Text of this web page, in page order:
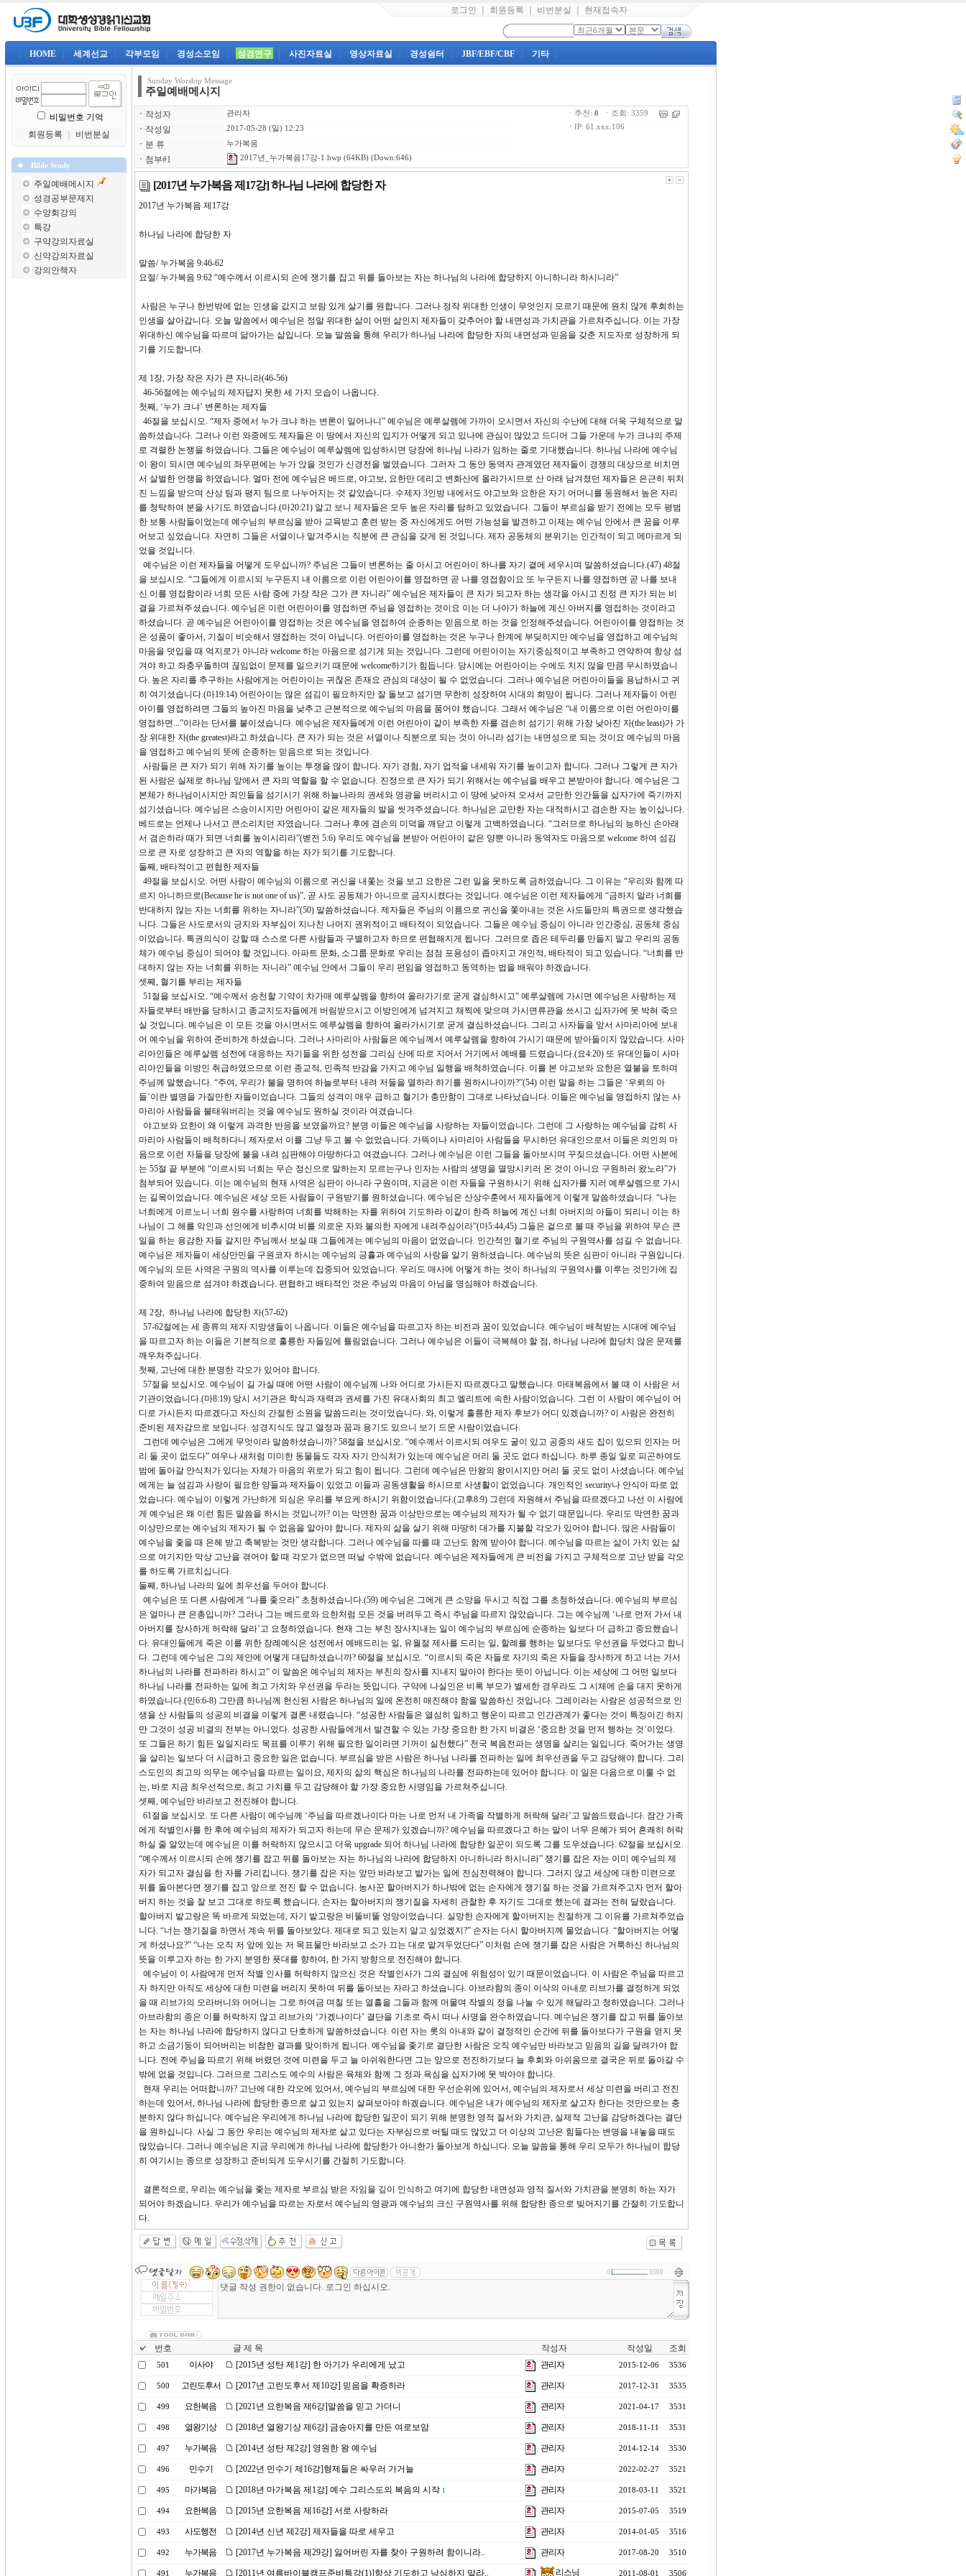
로그인 회원등록 비번분실 현재접속자
HOME 세계선교 각부모임 경성소모임 성경연구 사진자료실 영상자료실 경성쉼터 JBF/EBF/CBF 기타
비밀번호 기억
회원등록
비번분실
Bible Study
주일예배메시지
성경공부문제지
수양회강의
특강
구약강의자료실
신약강의자료실
강의안책자
Sunday Worship Message
주일예배메시지
ㆍ 작성자 관리자
ㆍ 작성일 2017-05-28 (일) 12:23
ㆍ 분 류 누가복음
ㆍ 첨부#1 2017년_누가복음17강-1.hwp (64KB) (Down:646)
ㆍ추천: 0 ㆍ조회: 3359
ㆍ IP: 61.xxx.106
[2017년 누가복음 제17강] 하나님 나라에 합당한 자
2017년 누가복음 제17강
하나님 나라에 합당한 자
말씀/ 누가복음 9:46-62
요절/ 누가복음 9:62 “예수께서 이르시되 손에 쟁기를 잡고 뒤를 돌아보는 자는 하나님의 나라에 합당하지 아니하니라 하시니라”
사람은 누구나 한번밖에 없는 인생을 값지고 보람 있게 살기를 원합니다. 그러나 정작 위대한 인생이 무엇인지 모르기 때문에 원치 않게 후회하는
인생을 살아갑니다. 오늘 말씀에서 예수님은 정말 위대한 삶이 어떤 삶인지 제자들이 갖추어야 할 내면성과 가치관을 가르쳐주십니다. 이는 가장
위대하신 예수님을 따르며 닮아가는 삶입니다. 오늘 말씀을 통해 우리가 하나님 나라에 합당한 자의 내면성과 믿음을 갖춘 지도자로 성장하게 되
기를 기도합니다.
제 1장, 가장 작은 자가 큰 자니라(46-56)
46-56절에는 예수님의 제자답지 못한 세 가지 모습이 나옵니다.
첫째, ‘누가 크냐’ 변론하는 제자들
46절을 보십시오. “제자 중에서 누가 크냐 하는 변론이 일어나니” 예수님은 예루살렘에 가까이 오시면서 자신의 수난에 대해 더욱 구체적으로 말
씀하셨습니다. 그러나 이런 와중에도 제자들은 이 땅에서 자신의 입지가 어떻게 되고 있나에 관심이 많았고 드디어 그들 가운데 누가 크냐의 주제
로 격렬한 논쟁을 하였습니다. 그들은 예수님이 예루살렘에 입성하시면 당장에 하나님 나라가 임하는 줄로 기대했습니다. 하나님 나라에 예수님
이 왕이 되시면 예수님의 좌우편에는 누가 앉을 것인가 신경전을 벌였습니다. 그러자 그 동안 동역자 관계였던 제자들이 경쟁의 대상으로 비치면
서 살벌한 언쟁을 하였습니다. 얼마 전에 예수님은 베드로, 야고보, 요한만 데리고 변화산에 올라가시므로 산 아래 남겨졌던 제자들은 은근히 뒤처
진 느낌을 받으며 산상 팀과 평지 팀으로 나누어지는 것 같았습니다. 수제자 3인방 내에서도 야고보와 요한은 자기 어머니를 동원해서 높은 자리
를 청탁하여 분을 사기도 하였습니다.(마20:21) 알고 보니 제자들은 모두 높은 자리를 탐하고 있었습니다. 그들이 부르심을 받기 전에는 모두 평범
한 보통 사람들이었는데 예수님의 부르심을 받아 교육받고 훈련 받는 중 자신에게도 어떤 가능성을 발견하고 이제는 예수님 안에서 큰 꿈을 이루
어보고 싶었습니다. 자연히 그들은 서열이나 맡겨주시는 직분에 큰 관심을 갖게 된 것입니다. 제자 공동체의 분위기는 인간적이 되고 메마르게 되
었을 것입니다.
예수님은 이런 제자들을 어떻게 도우십니까? 주님은 그들이 변론하는 줄 아시고 어린아이 하나를 자기 곁에 세우시며 말씀하셨습니다.(47) 48절
을 보십시오. “그들에게 이르시되 누구든지 내 이름으로 이런 어린아이를 영접하면 곧 나를 영접함이요 또 누구든지 나를 영접하면 곧 나를 보내
신 이를 영접함이라 너희 모든 사람 중에 가장 작은 그가 큰 자니라” 예수님은 제자들이 큰 자가 되고자 하는 생각을 아시고 진정 큰 자가 되는 비
결을 가르쳐주셨습니다. 예수님은 이런 어린아이를 영접하면 주님을 영접하는 것이요 이는 더 나아가 하늘에 계신 아버지를 영접하는 것이라고
하셨습니다. 곧 예수님은 어린아이를 영접하는 것은 예수님을 영접하여 순종하는 믿음으로 하는 것을 인정해주셨습니다. 어린아이를 영접하는 것
은 성품이 좋아서, 기질이 비슷해서 영접하는 것이 아닙니다. 어린아이를 영접하는 것은 누구나 한계에 부딪히지만 예수님을 영접하고 예수님의
마음을 덧입을 때 억지로가 아니라 welcome 하는 마음으로 섬기게 되는 것입니다. 그런데 어린아이는 자기중심적이고 부족하고 연약하여 항상 섬
겨야 하고 좌충우돌하며 끊임없이 문제를 일으키기 때문에 welcome하기가 힘듭니다. 당시에는 어린아이는 수에도 치지 않을 만큼 무시하였습니
다. 높은 자리를 추구하는 사람에게는 어린아이는 귀찮은 존재요 관심의 대상이 될 수 없었습니다. 그러나 예수님은 어린아이들을 용납하시고 귀
히 여기셨습니다.(마19:14) 어린아이는 많은 섬김이 필요하지만 잘 돌보고 섬기면 무한히 성장하여 시대의 희망이 됩니다. 그러나 제자들이 어린
아이를 영접하려면 그들의 높아진 마음을 낮추고 근본적으로 예수님의 마음을 품어야 했습니다. 그래서 예수님은 “내 이름으로 이런 어린아이를
영접하면...”이라는 단서를 붙이셨습니다. 예수님은 제자들에게 이런 어린아이 같이 부족한 자를 겸손히 섬기기 위해 가장 낮아진 자(the least)가 가
장 위대한 자(the greatest)라고 하셨습니다. 큰 자가 되는 것은 서열이나 직분으로 되는 것이 아니라 섬기는 내면성으로 되는 것이요 예수님의 마음
을 영접하고 예수님의 뜻에 순종하는 믿음으로 되는 것입니다.
사람들은 큰 자가 되기 위해 자기를 높이는 투쟁을 많이 합니다. 자기 경험, 자기 업적을 내세워 자기를 높이고자 합니다. 그러나 그렇게 큰 자가
된 사람은 실제로 하나님 앞에서 큰 자의 역할을 할 수 없습니다. 진정으로 큰 자가 되기 위해서는 예수님을 배우고 본받아야 합니다. 예수님은 그
본체가 하나님이시지만 죄인들을 섬기시기 위해 하늘나라의 권세와 영광을 버리시고 이 땅에 낮아져 오셔서 교만한 인간들을 십자가에 죽기까지
섬기셨습니다. 예수님은 스승이시지만 어린아이 같은 제자들의 발을 씻겨주셨습니다. 하나님은 교만한 자는 대적하시고 겸손한 자는 높이십니다.
베드로는 언제나 나서고 큰소리치던 자였습니다. 그러나 후에 겸손의 미덕을 깨닫고 이렇게 고백하였습니다. “그러므로 하나님의 능하신 손아래
서 겸손하라 때가 되면 너희를 높이시리라”(벧전 5:6) 우리도 예수님을 본받아 어린아이 같은 양뿐 아니라 동역자도 마음으로 welcome 하여 섬김
으로 큰 자로 성장하고 큰 자의 역할을 하는 자가 되기를 기도합니다.
둘째, 배타적이고 편협한 제자들
49절을 보십시오. 어떤 사람이 예수님의 이름으로 귀신을 내쫓는 것을 보고 요한은 그런 일을 못하도록 금하였습니다. 그 이유는 “우리와 함께 따
르지 아니하므로(Because he is not one of us)”, 곧 사도 공동체가 아니므로 금지시켰다는 것입니다. 예수님은 이런 제자들에게 “금하지 말라 너희를
반대하지 않는 자는 너희를 위하는 자니라”(50) 말씀하셨습니다. 제자들은 주님의 이름으로 귀신을 쫓아내는 것은 사도들만의 특권으로 생각했습
니다. 그들은 사도로서의 긍지와 자부심이 지나친 나머지 권위적이고 배타적이 되었습니다. 그들은 예수님 중심이 아니라 인간중심, 공동체 중심
이었습니다. 특권의식이 강할 때 스스로 다른 사람들과 구별하고자 하므로 편협해지게 됩니다. 그러므로 좁은 테두리를 만들지 말고 우리의 공동
체가 예수님 중심이 되어야 할 것입니다. 아파트 문화, 소그룹 문화로 우리는 점점 포용성이 좁아지고 개인적, 배타적이 되고 있습니다. “너희를 반
대하지 않는 자는 너희를 위하는 자니라” 예수님 안에서 그들이 우리 편임을 영접하고 동역하는 법을 배워야 하겠습니다.
셋째, 혈기를 부리는 제자들
51절을 보십시오. “예수께서 승천할 기약이 차가매 예루살렘을 향하여 올라가기로 굳게 결심하시고” 예루살렘에 가시면 예수님은 사랑하는 제
자들로부터 배반을 당하시고 종교지도자들에게 버림받으시고 이방인에게 넘겨지고 채찍에 맞으며 가시면류관을 쓰시고 십자가에 못 박혀 죽으
실 것입니다. 예수님은 이 모든 것을 아시면서도 예루살렘을 향하여 올라가시기로 굳게 결심하셨습니다. 그리고 사자들을 앞서 사마리아에 보내
어 예수님을 위하여 준비하게 하셨습니다. 그러나 사마리아 사람들은 예수님께서 예루살렘을 향하여 가시기 때문에 받아들이지 않았습니다. 사마
리아인들은 예루살렘 성전에 대응하는 자기들을 위한 성전을 그리심 산에 따로 지어서 거기에서 예배를 드렸습니다.(요4:20) 또 유대인들이 사마
리아인들을 이방인 취급하였으므로 이런 종교적, 민족적 반감을 가지고 예수님 일행을 배척하였습니다. 이를 본 야고보와 요한은 열불을 토하며
주님께 말했습니다. “주여, 우리가 불을 명하여 하늘로부터 내려 저들을 멸하라 하기를 원하시나이까?”(54) 이런 말을 하는 그들은 ‘우뢰의 아
들’이란 별명을 가질만한 자들이었습니다. 그들의 성격이 매우 급하고 혈기가 충만함이 그대로 나타났습니다. 이들은 예수님을 영접하지 않는 사
마리아 사람들을 불태워버리는 것을 예수님도 원하실 것이라 여겼습니다.
야고보와 요한이 왜 이렇게 과격한 반응을 보였을까요? 분명 이들은 예수님을 사랑하는 자들이었습니다. 그런데 그 사랑하는 예수님을 감히 사
마리아 사람들이 배척하다니 제자로서 이를 그냥 두고 볼 수 없었습니다. 가뜩이나 사마리아 사람들을 무시하던 유대인으로서 이들은 의인의 마
음으로 이런 자들을 당장에 불을 내려 심판해야 마땅하다고 여겼습니다. 그러나 예수님은 이런 그들을 돌아보시며 꾸짖으셨습니다. 어떤 사본에
는 55절 끝 부분에 “이르시되 너희는 무슨 정신으로 말하는지 모르는구나 인자는 사람의 생명을 멸망시키러 온 것이 아니요 구원하러 왔노라”가
첨부되어 있습니다. 이는 예수님의 현재 사역은 심판이 아니라 구원이며, 지금은 이런 자들을 구원하시기 위해 십자가를 지러 예루살렘으로 가시
는 길목이었습니다. 예수님은 세상 모든 사람들이 구원받기를 원하셨습니다. 예수님은 산상수훈에서 제자들에게 이렇게 말씀하셨습니다. “나는
너희에게 이르노니 너희 원수를 사랑하며 너희를 박해하는 자를 위하여 기도하라 이같이 한즉 하늘에 계신 너희 아버지의 아들이 되리니 이는 하
나님이 그 해를 악인과 선인에게 비추시며 비를 의로운 자와 불의한 자에게 내려주심이라”(마5:44,45) 그들은 겉으로 볼 때 주님을 위하여 무슨 큰
일을 하는 용감한 자들 같지만 주님께서 보실 때 그들에게는 예수님의 마음이 없었습니다. 인간적인 혈기로 주님의 구원역사를 섬길 수 없습니다.
예수님은 제자들이 세상만민을 구원코자 하시는 예수님의 긍휼과 예수님의 사랑을 알기 원하셨습니다. 예수님의 뜻은 심판이 아니라 구원입니다.
예수님의 모든 사역은 구원의 역사를 이루는데 집중되어 있었습니다. 우리도 매사에 어떻게 하는 것이 하나님의 구원역사를 이루는 것인가에 집
중하여 믿음으로 섬겨야 하겠습니다. 편협하고 배타적인 것은 주님의 마음이 아님을 명심해야 하겠습니다.
제 2장, 하나님 나라에 합당한 자(57-62)
57-62절에는 세 종류의 제자 지망생들이 나옵니다. 이들은 예수님을 따르고자 하는 비전과 꿈이 있었습니다. 예수님이 배척받는 시대에 예수님
을 따르고자 하는 이들은 기본적으로 훌륭한 자들임에 틀림없습니다. 그러나 예수님은 이들이 극복해야 할 점, 하나님 나라에 합당치 않은 문제를
깨우쳐주십니다.
첫째, 고난에 대한 분명한 각오가 있어야 합니다.
57절을 보십시오. 예수님이 길 가실 때에 어떤 사람이 예수님께 나와 어디로 가시든지 따르겠다고 말했습니다. 마태복음에서 볼 때 이 사람은 서
기관이었습니다.(마8:19) 당시 서기관은 학식과 재력과 권세를 가진 유대사회의 최고 엘리트에 속한 사람이었습니다. 그런 이 사람이 예수님이 어
디로 가시든지 따르겠다고 자신의 간절한 소원을 말씀드리는 것이었습니다. 와, 이렇게 훌륭한 제자 후보가 어디 있겠습니까? 이 사람은 완전히
준비된 제자감으로 보입니다. 성경지식도 많고 열정과 꿈과 용기도 있으니 보기 드문 사람이었습니다.
그런데 예수님은 그에게 무엇이라 말씀하셨습니까? 58절을 보십시오. “예수께서 이르시되 여우도 굴이 있고 공중의 새도 집이 있으되 인자는 머
리 둘 곳이 없도다” 여우나 새처럼 미미한 동물들도 각자 자기 안식처가 있는데 예수님은 머리 둘 곳도 없다 하십니다. 하루 종일 일로 피곤하여도
밤에 돌아갈 안식처가 있다는 자체가 마음의 위로가 되고 힘이 됩니다. 그런데 예수님은 만왕의 왕이시지만 머리 둘 곳도 없이 사셨습니다. 예수님
에게는 늘 섬김과 사랑이 필요한 양들과 제자들이 있었고 이들과 공동생활을 하시므로 사생활이 없었습니다. 개인적인 security나 안식이 따로 없
었습니다. 예수님이 이렇게 가난하게 되심은 우리를 부요케 하시기 위함이었습니다.(고후8:9) 그런데 자원해서 주님을 따르겠다고 나선 이 사람에
게 예수님은 왜 이런 힘든 말씀을 하시는 것입니까? 이는 막연한 꿈과 이상만으로는 예수님의 제자가 될 수 없기 때문입니다. 우리도 막연한 꿈과
이상만으로는 예수님의 제자가 될 수 없음을 알아야 합니다. 제자의 삶을 살기 위해 마땅히 대가를 지불할 각오가 있어야 합니다. 많은 사람들이
예수님을 좇을 때 은혜 받고 축복받는 것만 생각합니다. 그러나 예수님을 따를 때 고난도 함께 받아야 합니다. 예수님을 따르는 삶이 가치 있는 삶
으로 여기지만 막상 고난을 겪어야 할 때 각오가 없으면 떠날 수밖에 없습니다. 예수님은 제자들에게 큰 비전을 가지고 구체적으로 고난 받을 각오
를 하도록 가르치십니다.
둘째, 하나님 나라의 일에 최우선을 두어야 합니다.
예수님은 또 다른 사람에게 “나를 좇으라” 초청하셨습니다.(59) 예수님은 그에게 큰 소망을 두시고 직접 그를 초청하셨습니다. 예수님의 부르심
은 얼마나 큰 은총입니까? 그러나 그는 베드로와 요한처럼 모든 것을 버려두고 즉시 주님을 따르지 않았습니다. 그는 예수님께 ‘나로 먼저 가서 내
아버지를 장사하게 허락해 달라’고 요청하였습니다. 현재 그는 부친 장사지내는 일이 예수님의 부르심에 순종하는 일보다 더 급하고 중요했습니
다. 유대인들에게 죽은 이를 위한 장례예식은 성전에서 예배드리는 일, 유월절 제사를 드리는 일, 할례를 행하는 일보다도 우선권을 두었다고 합니
다. 그런데 예수님은 그의 제안에 어떻게 대답하셨습니까? 60절을 보십시오. “이르시되 죽은 자들로 자기의 죽은 자들을 장사하게 하고 너는 가서
하나님의 나라를 전파하라 하시고” 이 말씀은 예수님의 제자는 부친의 장사를 지내지 말아야 한다는 뜻이 아닙니다. 이는 세상에 그 어떤 일보다
하나님 나라를 전파하는 일에 최고 가치와 우선권을 두라는 뜻입니다. 구약에 나실인은 비록 부모가 별세한 경우라도 그 시체에 손을 대지 못하게
하였습니다.(민6:6-8) 그만큼 하나님께 헌신된 사람은 하나님의 일에 온전히 매진해야 함을 말씀하신 것입니다. 그레이라는 사람은 성공적으로 인
생을 산 사람들의 성공의 비결을 이렇게 결론 내렸습니다. “성공한 사람들은 열심히 일하고 행운이 따르고 인간관계가 좋다는 것이 특징이긴 하지
만 그것이 성공 비결의 전부는 아니었다. 성공한 사람들에게서 발견할 수 있는 가장 중요한 한 가지 비결은 ‘중요한 것을 먼저 행하는 것’이었다.
또 그들은 하기 힘든 일일지라도 목표를 이루기 위해 필요한 일이라면 기꺼이 실천했다” 천국 복음전파는 생명을 살리는 일입니다. 죽어가는 생명
을 살리는 일보다 더 시급하고 중요한 일은 없습니다. 부르심을 받은 사람은 하나님 나라를 전파하는 일에 최우선권을 두고 감당해야 합니다. 그리
스도인의 최고의 의무는 예수님을 따르는 일이요, 제자의 삶의 핵심은 하나님의 나라를 전파하는데 있어야 합니다. 이 일은 다음으로 미룰 수 없
는, 바로 지금 최우선적으로, 최고 가치를 두고 감당해야 할 가장 중요한 사명임을 가르쳐주십니다.
셋째, 예수님만 바라보고 전진해야 합니다.
61절을 보십시오. 또 다른 사람이 예수님께 ‘주님을 따르겠나이다 마는 나로 먼저 내 가족을 작별하게 허락해 달라’고 말씀드렸습니다. 잠간 가족
에게 작별인사를 한 후에 예수님의 제자가 되고자 하는데 무슨 문제가 있겠습니까? 예수님을 따르겠다고 하는 말이 너무 은혜가 되어 흔쾌히 허락
하실 줄 알았는데 예수님은 이를 허락하지 않으시고 더욱 upgrade 되어 하나님 나라에 합당한 일꾼이 되도록 그를 도우셨습니다. 62절을 보십시오.
“예수께서 이르시되 손에 쟁기를 잡고 뒤를 돌아보는 자는 하나님의 나라에 합당하지 아니하니라 하시니라” 쟁기를 잡은 자는 이미 예수님의 제
자가 되고자 결심을 한 자를 가리킵니다. 쟁기를 잡은 자는 앞만 바라보고 밭가는 일에 전심전력해야 합니다. 그러지 않고 세상에 대한 미련으로
뒤를 돌아본다면 쟁기를 잡고 앞으로 전진 할 수 없습니다. 농사꾼 할아버지가 하나밖에 없는 손자에게 쟁기질 하는 것을 가르쳐주고자 먼저 할아
버지 하는 것을 잘 보고 그대로 하도록 했습니다. 손자는 할아버지의 쟁기질을 자세히 관찰한 후 자기도 그대로 했는데 결과는 전혀 달랐습니다.
할아버지 밭고랑은 똑 바르게 되었는데, 자기 밭고랑은 비뚤비뚤 엉망이었습니다. 실망한 손자에게 할아버지는 친절하게 그 이유를 가르쳐주었습
니다. “너는 쟁기질을 하면서 계속 뒤를 돌아보았다. 제대로 되고 있는지 알고 싶었겠지?” 손자는 다시 할아버지께 물었습니다. “할아버지는 어떻
게 하셨나요?” “나는 오직 저 앞에 있는 저 목표물만 바라보고 소가 끄는 대로 맡겨두었단다” 이처럼 손에 쟁기를 잡은 사람은 거룩하신 하나님의
뜻을 이루고자 하는 한 가지 분명한 푯대를 향하여, 한 가지 방향으로 전진해야 합니다.
예수님이 이 사람에게 먼저 작별 인사를 허락하지 않으신 것은 작별인사가 그의 결심에 위험성이 있기 때문이었습니다. 이 사람은 주님을 따르고
자 하지만 아직도 세상에 대한 미련을 버리지 못하여 뒤를 돌아보는 자라고 하셨습니다. 아브라함의 종이 이삭의 아내로 리브가를 결정하게 되었
을 때 리브가의 오라버니와 어머니는 그로 하여금 며칠 또는 열흘을 그들과 함께 머물며 작별의 정을 나눌 수 있게 해달라고 청하였습니다. 그러나
아브라함의 종은 이를 허락하지 않고 리브가의 ‘가겠나이다’ 결단을 기초로 즉시 떠나 사명을 완수하였습니다. 예수님은 쟁기를 잡고 뒤를 돌아보
는 자는 하나님 나라에 합당하지 않다고 단호하게 말씀하셨습니다. 이런 자는 롯의 아내와 같이 결정적인 순간에 뒤를 돌아보다가 구원을 얻지 못
하고 소금기둥이 되어버리는 비참한 결과를 맞이하게 됩니다. 예수님을 좇기로 결단한 사람은 오직 예수님만 바라보고 믿음의 길을 달려가야 합
니다. 전에 주님을 따르기 위해 버렸던 것에 미련을 두고 늘 아쉬워한다면 그는 앞으로 전진하기보다 늘 후회와 아쉬움으로 결국은 뒤로 돌아갈 수
밖에 없을 것입니다. 그러므로 그리스도 예수의 사람은 육체와 함께 그 정과 욕심을 십자가에 못 박아야 합니다.
현재 우리는 어떠합니까? 고난에 대한 각오에 있어서, 예수님의 부르심에 대한 우선순위에 있어서, 예수님의 제자로서 세상 미련을 버리고 전진
하는데 있어서, 하나님 나라에 합당한 종으로 살고 있는지 살펴보아야 하겠습니다. 예수님은 내가 예수님의 제자로 살고자 한다는 것만으로는 충
분하지 않다 하십니다. 예수님은 우리에게 하나님 나라에 합당한 일꾼이 되기 위해 분명한 영적 질서와 가치관, 실제적 고난을 감당하겠다는 결단
을 원하십니다. 사실 그 동안 우리는 예수님의 제자로 살고 있다는 자부심으로 버틸 때도 많았고 더 이상의 고난은 힘들다는 변명을 내놓을 때도
많았습니다. 그러나 예수님은 지금 우리에게 하나님 나라에 합당한가 아니한가 돌아보게 하십니다. 오늘 말씀을 통해 우리 모두가 하나님이 합당
히 여기시는 종으로 성장하고 준비되게 도우시기를 간절히 기도합니다.
결론적으로, 우리는 예수님을 좇는 제자로 부르심 받은 자임을 깊이 인식하고 여기에 합당한 내면성과 영적 질서와 가치관을 분명히 하는 자가
되어야 하겠습니다. 우리가 예수님을 따르는 자로서 예수님의 영광과 예수님의 크신 구원역사를 위해 합당한 종으로 빚어지기를 간절히 기도합니
다.
0 3500
번호 글 제 목 작성자 작성일 조회
501 이사야 [2015년 성탄 제1강] 한 아기가 우리에게 났고 관리자 2015-12-06 3536
500 고린도후서 [2017년 고린도후서 제10강] 믿음을 확증하라 관리자 2017-12-31 3535
499 요한복음 [2021년 요한복음 제6강]말씀을 믿고 가더니 관리자 2021-04-17 3531
498 열왕기상 [2018년 열왕기상 제6강] 금송아지를 만든 여로보암 관리자 2018-11-11 3531
497 누가복음 [2014년 성탄 제2강] 영원한 왕 예수님 관리자 2014-12-14 3530
496 민수기 [2022년 민수기 제16강]형제들은 싸우러 가거늘 관리자 2022-02-27 3521
495 마가복음 [2018년 마가복음 제1강] 예수 그리스도의 복음의 시작 1 관리자 2018-03-11 3521
494 요한복음 [2015년 요한복음 제16강] 서로 사랑하라 관리자 2015-07-05 3519
493 사도행전 [2014년 신년 제2강] 제자들을 따로 세우고 관리자 2014-01-05 3516
492 누가복음 [2017년 누가복음 제29강] 잃어버린 자를 찾아 구원하려 함이니라.. 관리자 2017-08-20 3510
491 누가복음 [2011년 여름바이블캠프준비특강(1)]항상 기도하고 낙심하지 말라.. 리스닝 2011-08-01 3506